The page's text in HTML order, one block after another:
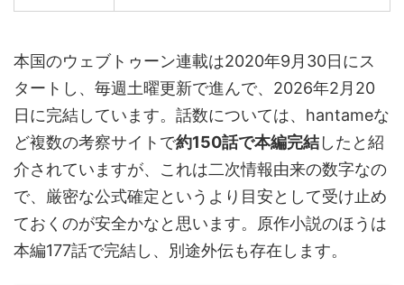
本国のウェブトゥーン連載は2020年9月30日にス
タートし、毎週土曜更新で進んで、2026年2月20
日に完結しています。話数については、hantameな
ど複数の考察サイトで約150話で本編完結したと紹
介されていますが、これは二次情報由来の数字なの
で、厳密な公式確定というより目安として受け止め
ておくのが安全かなと思います。原作小説のほうは
本編177話で完結し、別途外伝も存在します。